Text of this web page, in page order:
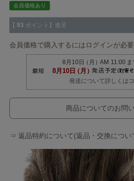
会員価格あり
【 93 ポイント】進呈
会員価格で購入するにはログインが必要
発送について詳しくは
商品についてのお問
⇒ 返品特約について(返品・交換につい